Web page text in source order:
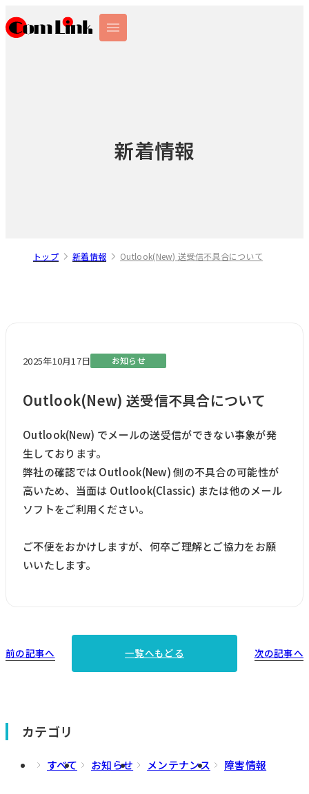
新着情報
トップ 新着情報 Outlook(New) 送受信不具合について
2025年10月17日 お知らせ
Outlook(New) 送受信不具合について
Outlook(New) でメールの送受信ができない事象が発
生しております。
弊社の確認では Outlook(New) 側の不具合の可能性が
高いため、当面は Outlook(Classic) または他のメール
ソフトをご利用ください。
ご不便をおかけしますが、何卒ご理解とご協力をお願
いいたします。
前の記事へ 一覧へもどる 次の記事へ
カテゴリ
すべて お知らせ メンテナンス 障害情報